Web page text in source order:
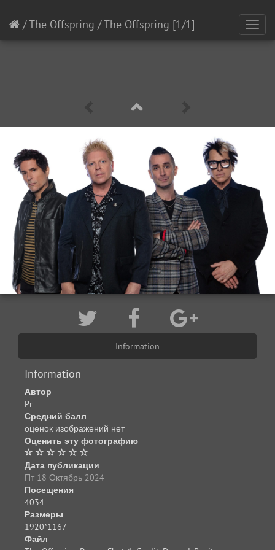
/The Offspring /The Offspring [1/1]
Information
Information
Автор
Pr
Средний балл
оценок изображений нет
Оценить эту фотографию
Дата публикации
Пт 18 Октябрь 2024
Посещения
4034
Размеры
1920*1167
Файл